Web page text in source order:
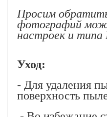
Просим
фотографий
настроек и
Уход:
- Для удаления
поверхность